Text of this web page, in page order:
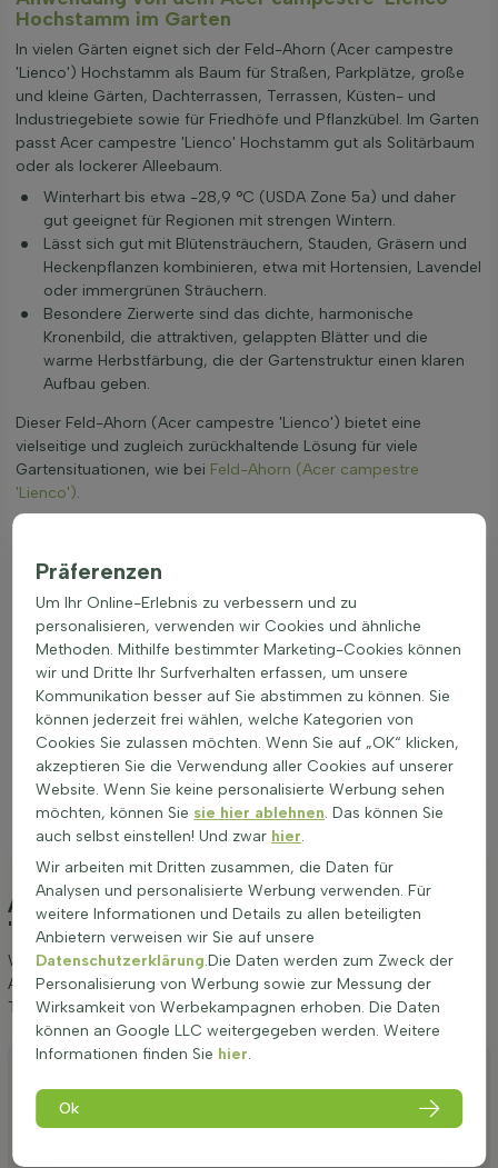
Hochstamm im Garten
In vielen Gärten eignet sich der Feld-Ahorn (Acer campestre
'Lienco') Hochstamm als Baum für Straßen, Parkplätze, große
und kleine Gärten, Dachterrassen, Terrassen, Küsten- und
Industriegebiete sowie für Friedhöfe und Pflanzkübel. Im Garten
passt Acer campestre 'Lienco' Hochstamm gut als Solitärbaum
oder als lockerer Alleebaum.
Winterhart bis etwa -28,9 °C (USDA Zone 5a) und daher
gut geeignet für Regionen mit strengen Wintern.
Lässt sich gut mit Blütensträuchern, Stauden, Gräsern und
Heckenpflanzen kombinieren, etwa mit Hortensien, Lavendel
oder immergrünen Sträuchern.
Besondere Zierwerte sind das dichte, harmonische
Kronenbild, die attraktiven, gelappten Blätter und die
warme Herbstfärbung, die der Gartenstruktur einen klaren
Aufbau geben.
Dieser Feld-Ahorn (Acer campestre 'Lienco') bietet eine
vielseitige und zugleich zurückhaltende Lösung für viele
Gartensituationen, wie bei Feld-Ahorn (Acer campestre
'Lienco').
Anpflanzung und Pflege Acer campestre
'Lienco' Hochstamm 10/12(Feld-Ahorn)
Wir möchten Ihnen einige Tipps zur Anpflanzung und Pflege von
Acer campestre 'Lienco' Hochstamm 10/12 geben. Wenn Sie diese
Tipps befolgen, werden Sie lange Freude an Feld-Ahorn haben.
Anpflanzen
Stutzen
Präferenzen
Um Ihr Online-Erlebnis zu verbessern und zu
personalisieren, verwenden wir Cookies und ähnliche
Methoden. Mithilfe bestimmter Marketing-Cookies können
wir und Dritte Ihr Surfverhalten erfassen, um unsere
Kommunikation besser auf Sie abstimmen zu können. Sie
können jederzeit frei wählen, welche Kategorien von
Cookies Sie zulassen möchten. Wenn Sie auf „OK“ klicken,
akzeptieren Sie die Verwendung aller Cookies auf unserer
Website. Wenn Sie keine personalisierte Werbung sehen
möchten, können Sie sie hier ablehnen. Das können Sie
auch selbst einstellen! Und zwar hier.
Wir arbeiten mit Dritten zusammen, die Daten für
Analysen und personalisierte Werbung verwenden. Für
weitere Informationen und Details zu allen beteiligten
Anbietern verweisen wir Sie auf unsere
Datenschutzerklärung.Die Daten werden zum Zweck der
Personalisierung von Werbung sowie zur Messung der
Wirksamkeit von Werbekampagnen erhoben. Die Daten
können an Google LLC weitergegeben werden. Weitere
Informationen finden Sie hier.
Ok